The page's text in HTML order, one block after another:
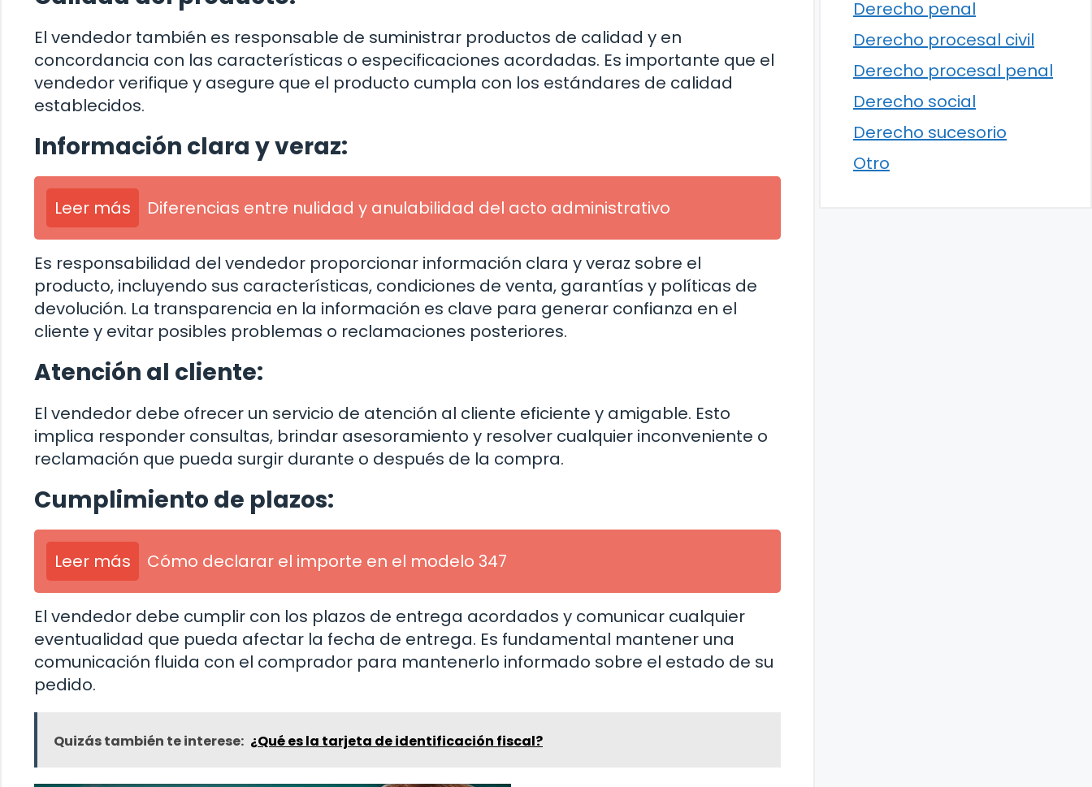
El vendedor también es responsable de suministrar productos de calidad y en
concordancia con las características o especificaciones acordadas. Es importante que el
vendedor verifique y asegure que el producto cumpla con los estándares de calidad
establecidos.
Información clara y veraz:
Leer más Diferencias entre nulidad y anulabilidad del acto administrativo
Es responsabilidad del vendedor proporcionar información clara y veraz sobre el
producto, incluyendo sus características, condiciones de venta, garantías y políticas de
devolución. La transparencia en la información es clave para generar confianza en el
cliente y evitar posibles problemas o reclamaciones posteriores.
Atención al cliente:
El vendedor debe ofrecer un servicio de atención al cliente eficiente y amigable. Esto
implica responder consultas, brindar asesoramiento y resolver cualquier inconveniente o
reclamación que pueda surgir durante o después de la compra.
Cumplimiento de plazos:
Leer más Cómo declarar el importe en el modelo 347
El vendedor debe cumplir con los plazos de entrega acordados y comunicar cualquier
eventualidad que pueda afectar la fecha de entrega. Es fundamental mantener una
comunicación fluida con el comprador para mantenerlo informado sobre el estado de su
pedido.
Quizás también te interese: ¿Qué es la tarjeta de identificación fiscal?
Derecho penal
Derecho procesal civil
Derecho procesal penal
Derecho social
Derecho sucesorio
Otro